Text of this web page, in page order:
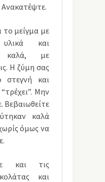
Ανακατέψτε.
το μείγμα με
και
καλά, με
Η ζύμη σας
στεγνή και
Μην
Βεβαιωθείτε
καλά
όμως να
και τις
και